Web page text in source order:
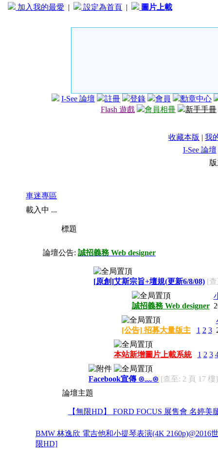
加入我的最愛 | 設定為首頁 | 圖片上載
I-See 論壇 註冊 登錄 會員
勳章中心
Flash 遊戲
會員相冊 新手手冊
收藏本版 | 我
I-See 論壇
車迷專區
載入中 ...
標題
論壇公告: 誠招義務 Web designer
[原創]艾斯宗旨+壇規(更新6/8/08) [
誠招義務 Web designer
[公告] 招募大量版主 1 2 3
本站新增圖片上載系統 1 2 3
Facebook宣傳 ⊙﹏⊙ [查至: 2 頁 17 樓]
論壇主題
【無限HD】 FORD FOCUS 展售會 名婷美
BMW 林逸欣 電吉他和小提琴表演(4K 2160p)@2016
限HD]